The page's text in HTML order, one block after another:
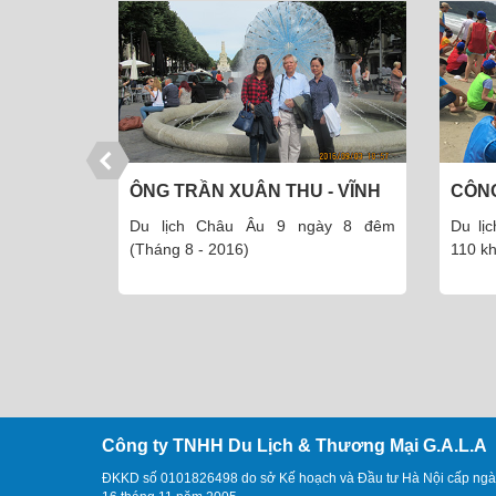
CÔNG TY CỔ PHẦN DƯỢC
PHẨM THÁI MINH
Du lịch đảo Cô Tô 3 ngày 2 đêm -
110 khách (Tháng 5 - 2016)
CÔ
Du
Công ty TNHH Du Lịch & Thương Mại G.A.L.A
ĐKKD số 0101826498 do sở Kế hoạch và Đầu tư Hà Nội cấp